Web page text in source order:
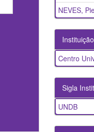
NEVES,
Centro
Sigla
UNDB